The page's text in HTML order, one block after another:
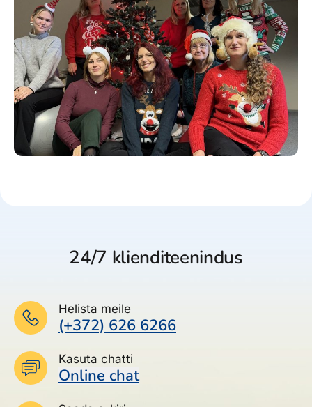
24/7 klienditeenindus
Helista meile
(+372) 626 6266
Kasuta chatti
Online chat